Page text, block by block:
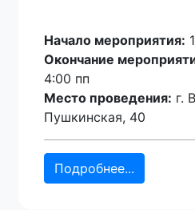
Начало мероприятия:
Окончание
4:00 пп
Место проведения: г.
Пушкинская, 40
Подробнее...